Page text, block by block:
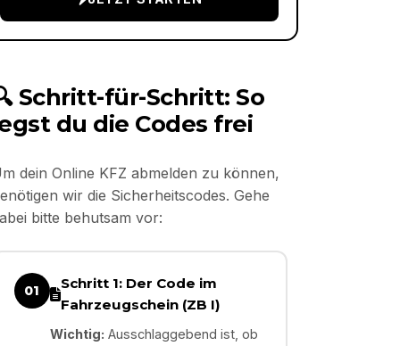
Schritt-für-Schritt: So
du die Codes frei
dein Online KFZ abmelden zu können,
wir die Sicherheitscodes. Gehe
bitte behutsam vor:
01
Schritt 1: Der Code im
Fahrzeugschein (ZB I)
Wichtig: Ausschlaggebend ist, ob